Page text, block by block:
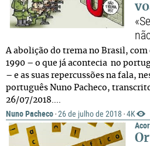
A abolição do trema no Brasil,
1990 – o que já acontecia no
– e as suas repercussões na fala,
português Nuno Pacheco,
26/07/2018....
Nuno Pacheco · 26 de julho de 2018 · 4K